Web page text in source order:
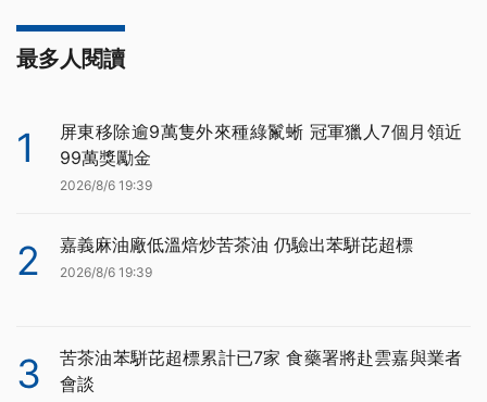
最多人閱讀
1
屏東移除逾9萬隻外來種綠鬣蜥 冠軍獵人7個月領近
99萬獎勵金
2026/8/6 19:39
2 嘉義麻油廠低溫焙炒苦茶油 仍驗出苯駢芘超標
2026/8/6 19:39
3
苦茶油苯駢芘超標累計已7家 食藥署將赴雲嘉與業者
會談